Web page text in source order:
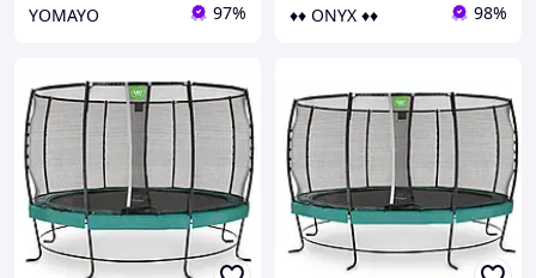
YOMAYO 97% ♦♦ ONYX ♦♦ 98%